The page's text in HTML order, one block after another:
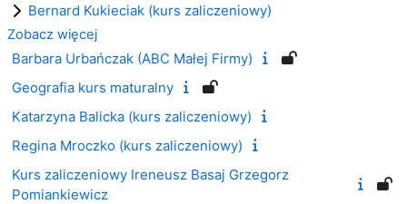
Bernard Kukieciak (kurs zaliczeniowy)
Zobacz więcej
Barbara Urbańczak (ABC Małej Firmy)
Geografia kurs maturalny
Katarzyna Balicka (kurs zaliczeniowy)
Regina Mroczko (kurs zaliczeniowy)
Kurs zaliczeniowy Ireneusz Basaj Grzegorz
Pomiankiewicz